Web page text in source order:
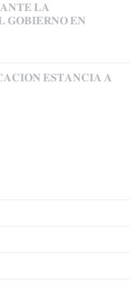
𝐋𝐀
𝐆𝐎𝐁𝐈𝐄𝐑𝐍𝐎 𝐄𝐍
𝐄𝐒𝐓𝐀𝐍𝐂𝐈𝐀 𝐀